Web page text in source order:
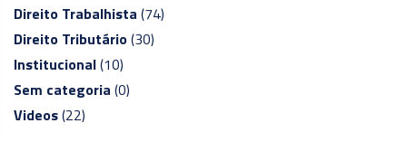
Direito Trabalhista (74)
Direito Tributário(30)
Institucional(10)
Sem categoria (0)
Videos(22)